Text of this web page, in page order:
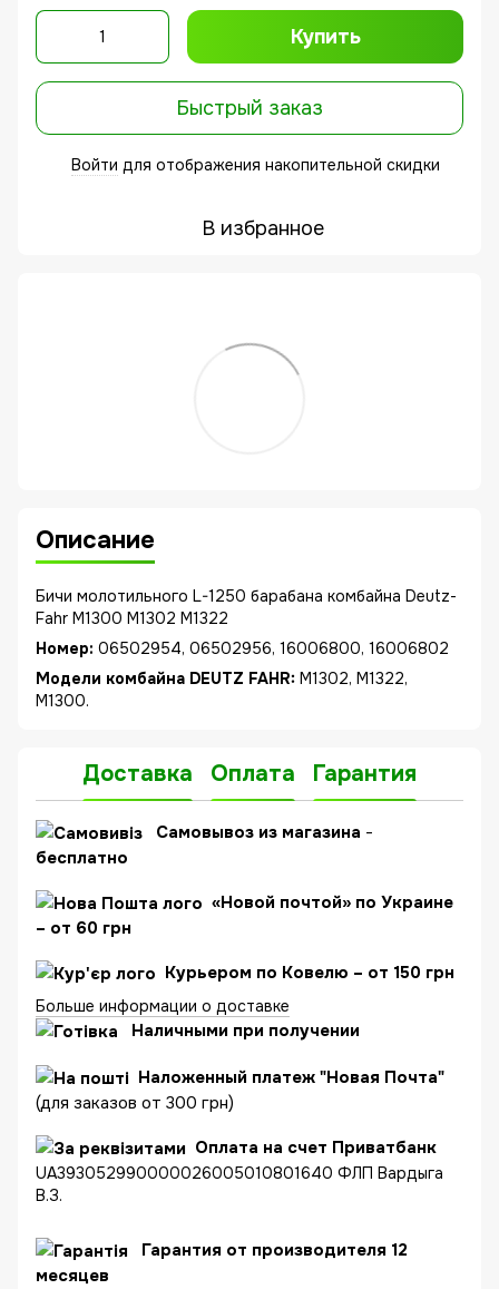
Купить
Быстрый заказ
Войти для отображения накопительной скидки
В избранное
Описание
Бичи молотильного L-1250 барабана комбайна Deutz-
Fahr M1300 M1302 M1322
Номер: 06502954, 06502956, 16006800, 16006802
Модели комбайна DEUTZ FAHR: M1302, M1322,
M1300.
Доставка Оплата Гарантия
Cамовывоз из магазина -
бесплатно
«Новой почтой» по Украине
– от 60 грн
Курьером по Ковелю – от 150 грн
Больше информации о доставке
Наличными при получении
Наложенный платеж "Новая Почта"
(для заказов от 300 грн)
Оплата на счет Приватбанк
UA393052990000026005010801640 ФЛП Вардыга
В.З.
Гарантия от производителя 12
месяцев